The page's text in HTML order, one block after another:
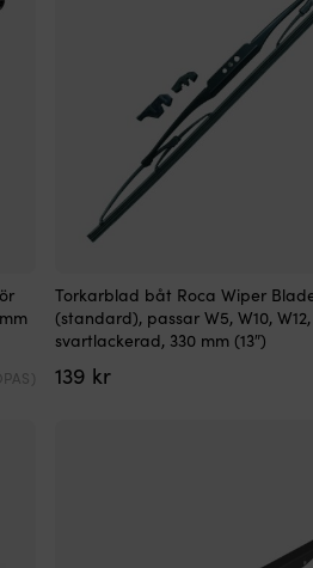
Torkarblad båt Roca Wiper
(standard), passar W5, W10,
svartlackerad, 330 mm (13″)
139 kr